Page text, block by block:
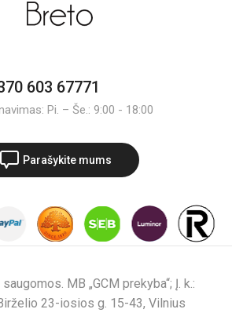
603 67771
Pi. – Še.: 9:00 - 18:00
Parašykite mums
MB „GCM prekyba“; Į. k.:
23-iosios g. 15-43, Vilnius